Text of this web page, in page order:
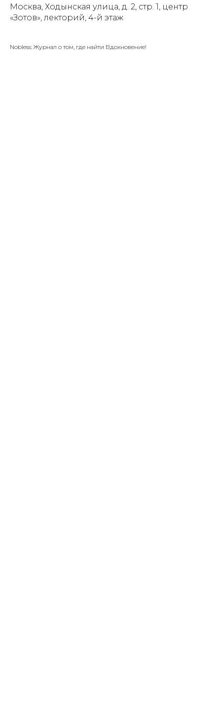
Москва, Ходынская улица, д. 2, стр. 1, центр
«Зотов», лекторий, 4-й этаж
Nobless: Журнал о том, где найти Вдохновение!